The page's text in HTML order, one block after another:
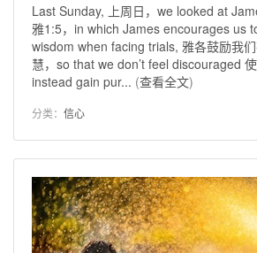
Last Sunday, 上周日，we looked at
雅1:5，in which James encourages us
wisdom when facing trials, 雅各鼓励我
慧，so that we don’t feel discouraged
instead gain pur... (查看全文)
分类： 信心